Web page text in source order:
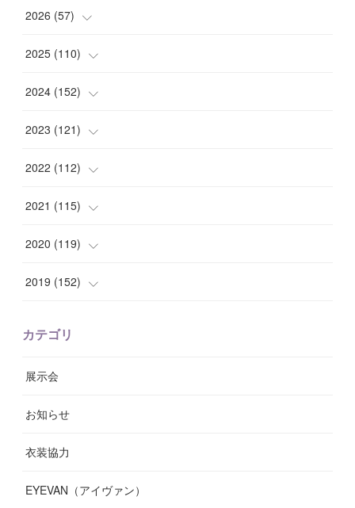
2026 (57)
( 1)
(10)
(9)
( 7)
( 8 )
2025 (110)
(10)
(7)
( 8)
( 7 )
( 10)
9
(14
(8
(9
2024 (152)
(14)
( 15)
( 11)
( 10)
( 11)
(14
(19
(12)
2023 (121)
( 12)
( 8)
( 8)
( 6)
(12
(10
(17)
2022 (112)
( 10)
( 7)
(8)
(9
(7
(7
2021 (115)
( 14)
(13)
(3
( 7
(13)
2020 (119)
(7)
(
( 5
2019 (152)
カテゴリ
展示会
お知らせ
衣装協力
EYEVAN（アイヴァン）